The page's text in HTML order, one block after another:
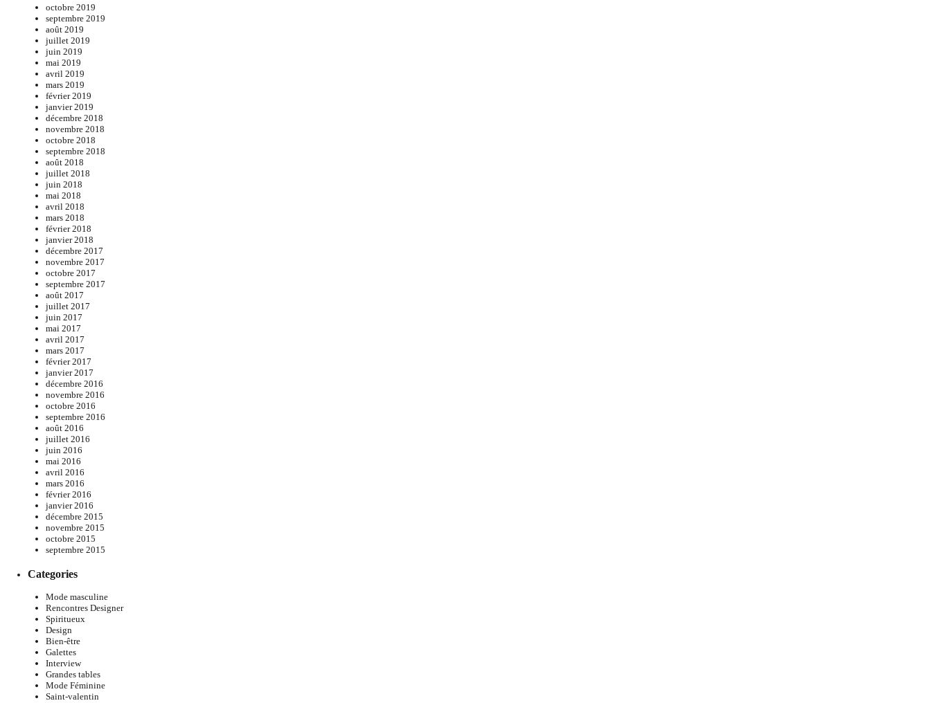
octobre 2019
septembre 2019
août 2019
juillet 2019
juin 2019
mai 2019
avril 2019
mars 2019
février 2019
janvier 2019
décembre 2018
novembre 2018
octobre 2018
septembre 2018
août 2018
juillet 2018
juin 2018
mai 2018
avril 2018
mars 2018
février 2018
janvier 2018
décembre 2017
novembre 2017
octobre 2017
septembre 2017
août 2017
juillet 2017
juin 2017
mai 2017
avril 2017
mars 2017
février 2017
janvier 2017
décembre 2016
novembre 2016
octobre 2016
septembre 2016
août 2016
juillet 2016
juin 2016
mai 2016
avril 2016
mars 2016
février 2016
janvier 2016
décembre 2015
novembre 2015
octobre 2015
septembre 2015
Categories
Mode masculine
Rencontres Designer
Spiritueux
Design
Bien-être
Galettes
Interview
Grandes tables
Mode Féminine
Saint-valentin